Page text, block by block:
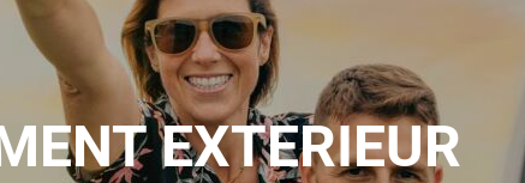
EXTERIEUR